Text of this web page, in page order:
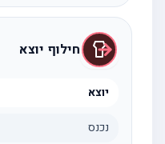
חילוף יוצא
יוצא
נכנס